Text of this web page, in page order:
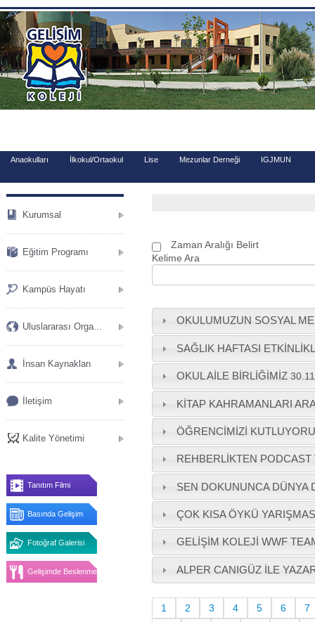
.
Anaokulları İlkokul/Ortaokul Lise Mezunlar Derneği IGJMUN
Kurumsal
Eğitim Programı
Kampüs Hayatı
Uluslararası Orga...
İnsan Kaynakları
İletişim
Kalite Yönetimi
Tanıtım Filmi
Basında Gelişim
Fotoğraf Galerisi
Gelişimde Beslenme
Zaman Aralığı Belirt
Kelime Ara
OKULUMUZUN SOSYAL
SAĞLIK HAFTASI
OKUL AİLE BİRLİĞİMİZ
KİTAP KAHRAMANLARI
ÖĞRENCİMİZİ
REHBERLİKTEN PODCAST
SEN DOKUNUNCA DÜNYA
ÇOK KISA ÖYKÜ
GELİŞİM KOLEJİ WWF
ALPER CANIGÜZ İLE
1 2 3 4 5 6
7